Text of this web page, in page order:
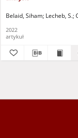
Anna Kuczyński,
Belaid, Siham Lecheb, S.
2022
artykuł